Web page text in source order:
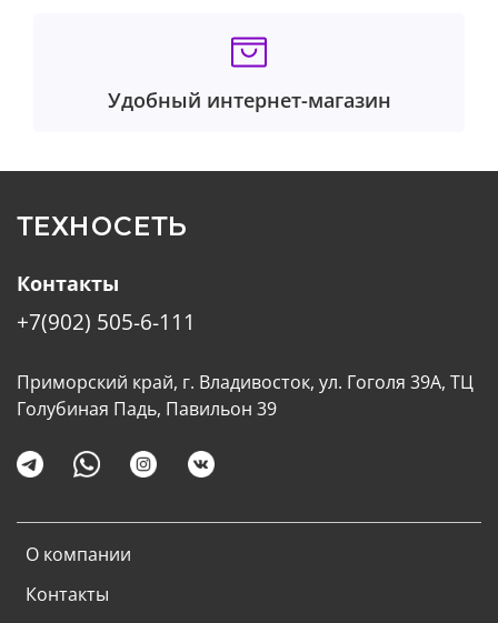
Удобный интернет-магазин
ТЕХНОСЕТЬ
О компании
Контакты
Контакты
+7(902) 505-6-111
Приморский край, г. Владивосток, ул. Гоголя 39А, ТЦ
Голубиная Падь, Павильон 39